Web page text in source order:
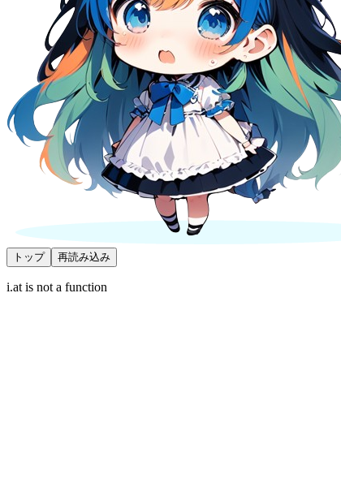
トップ 再読み込み
i.at is not a function